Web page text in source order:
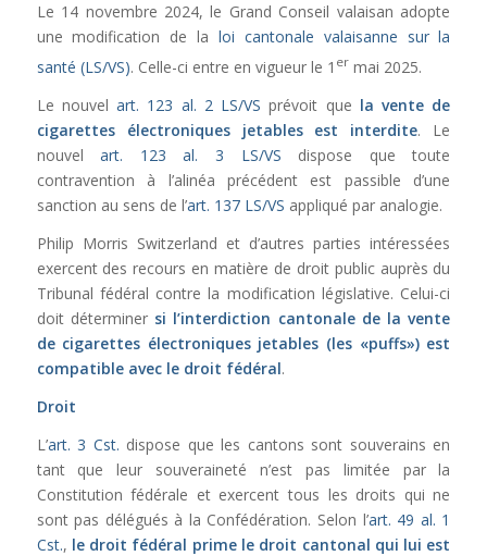
Le 14 novembre 2024, le Grand Conseil valaisan adopte
une modification de la loi cantonale valaisanne sur la
santé (LS/VS). Celle-ci entre en vigueur le 1 ermai 2025.
Le nouvelart. 123 al. 2 LS/VS prévoit que la vente de
cigarettes électroniques jetables est interdite. Le
nouvelart. 123 al. 3 LS/VS dispose que toute
contravention à l’alinéa précédent est passible d’une
sanction au sens de l’art. 137 LS/VS appliqué par analogie.
Philip Morris Switzerland et d’autres parties intéressées
exercent des recours en matière de droit public auprès du
Tribunal fédéral contre la modification législative. Celui-ci
doit déterminer si l’interdiction cantonale de la vente
de cigarettes électroniques jetables (les «puffs») est
compatible avec le droit fédéral.
Droit
L’art. 3 Cst. dispose que les cantons sont souverains en
tant que leur souveraineté n’est pas limitée par la
Constitution fédérale et exercent tous les droits qui ne
sont pas délégués à la Confédération. Selon l’art. 49 al. 1
Cst., le droit fédéral prime le droit cantonal qui lui est